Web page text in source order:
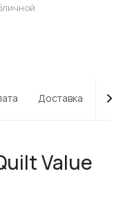
Доставка
Value